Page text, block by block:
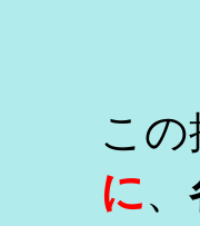
この
に、